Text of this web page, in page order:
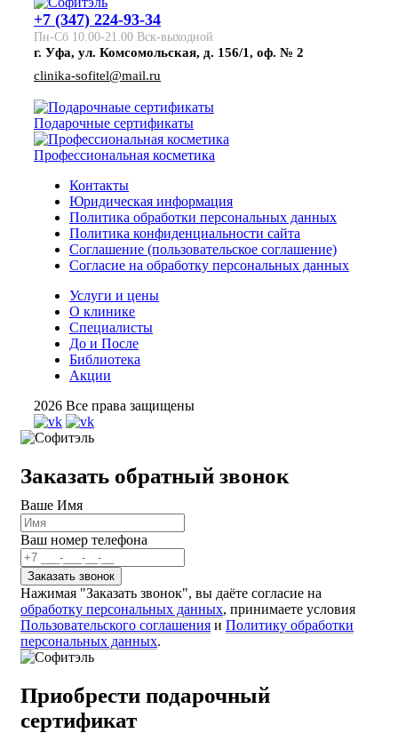
+7 (347) 224-93-34
Пн-Сб 10.00-21.00 Вск-выходной
г. Уфа, ул. Комсомольская, д. 156/1, оф. № 2
clinika-sofitel@mail.ru
Подарочные сертификаты
Профессиональная косметика
Контакты
Юридическая информация
Политика обработки персональных данных
Политика конфиденциальности сайта
Соглашение (пользовательское соглашение)
Согласие на обработку персональных данных
Услуги и цены
О клинике
Специалисты
До и После
Библиотека
Акции
2026 Все права защищены
Заказать обратный звонок
Ваше Имя
Ваш номер телефона
Нажимая "Заказать звонок", вы даёте согласие на
обработку персональных данных, принимаете условия
Пользовательского соглашения и Политику обработки
персональных данных.
Приобрести подарочный
сертификат